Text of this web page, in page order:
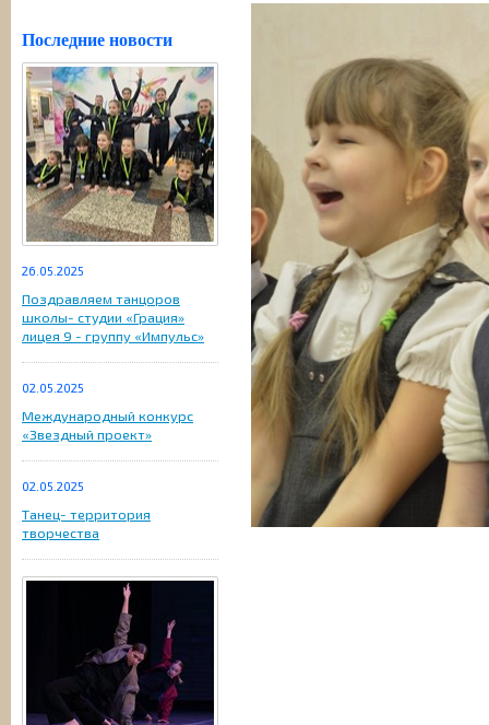
Последние новости
26.05.2025
Поздравляем танцоров
школы- студии «Грация»
лицея 9 - группу «Импульс»
02.05.2025
Международный конкурс
«Звездный проект»
02.05.2025
Танец- территория
творчества